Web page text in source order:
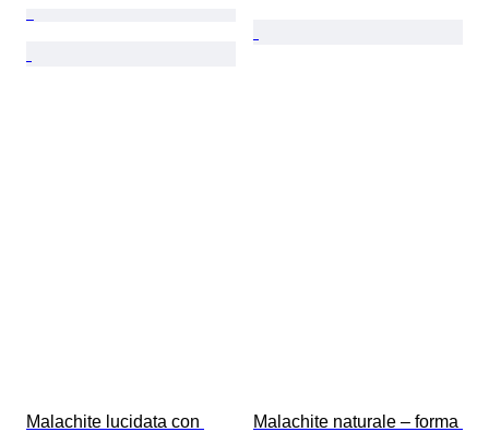
Malachite lucidata con
Malachite naturale – forma